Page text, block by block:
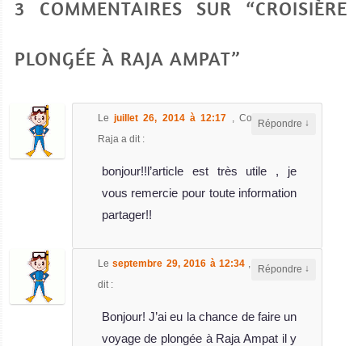
3 COMMENTAIRES SUR “CROISIÈRE
PLONGÉE À RAJA AMPAT”
Le juillet 26, 2014 à 12:17 ,Code promo
Raja a dit :
bonjour!!l’article est très utile , je
vous remercie pour toute information
partager!!
Répondre ↓
Leseptembre 29, 2016 à 12:34 , Nicolas
a
dit :
Bonjour! J’ai eu la chance de faire un
voyage de plongée à Raja Ampat il y
Répondre ↓